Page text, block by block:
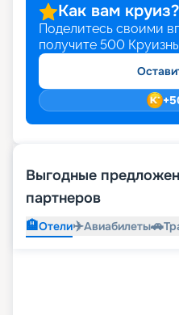
Как вам круиз?
Поделитесь своими
получите 500
+
Выгодные
партнеров
🏨Отели✈️Авиабилеты🚗